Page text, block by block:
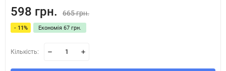
598 грн. 665 грн.
- 11% Економія 67 грн.
Кількість: